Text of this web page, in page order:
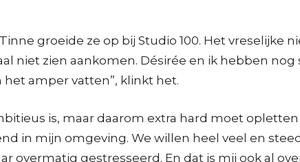
groeide ze op bij Studio 100. Het vreselijke
niet zien aankomen. Désirée en ik hebben
het amper vatten”, klinkt het.
is, maar daarom extra hard moet opletten
in mijn omgeving. We willen heel veel en
overmatig gestresseerd. En dat is mij ook al